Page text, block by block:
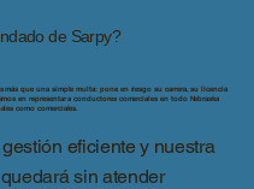
de Sarpy?
que una simple multa: pone en riesgo su carrera, su licencia
en representar a conductores comerciales en todo Nebraska
como comerciales.
eficiente y nuestra
sin atender